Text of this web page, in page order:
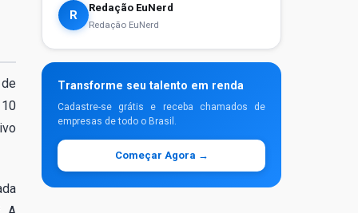
R
Redação EuNerd
Redação EuNerd
Transforme seu talento em renda
Cadastre-se grátis e receba chamados de
empresas de todo o Brasil.
Começar Agora →